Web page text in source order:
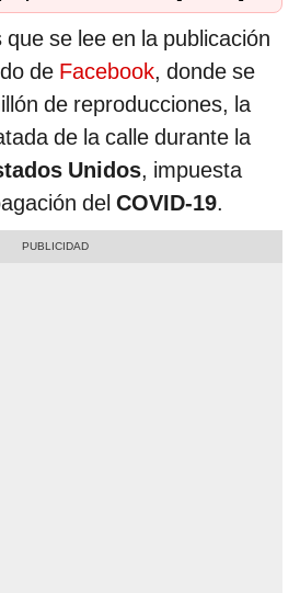
se lee en la publicación
de Facebook, donde se
de reproducciones, la
de la calle durante la
Unidos, impuesta
del COVID-19.